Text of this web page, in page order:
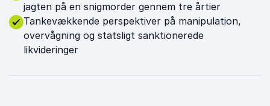
jagten på en snigmorder gennem tre årtier
Tankevækkende perspektiver på manipulation,
overvågning og statsligt sanktionerede
likvideringer